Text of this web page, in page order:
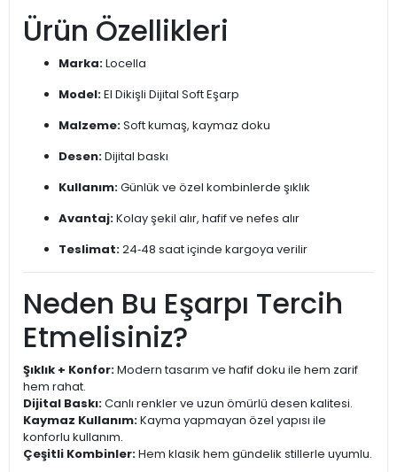
Ürün Özellikleri
Marka:Locella
Model:El Dikişli Dijital Soft Eşarp
Malzeme:Soft kumaş, kaymaz doku
Desen:Dijital baskı
Kullanım:Günlük ve özel kombinlerde şıklık
Avantaj:Kolay şekil alır, hafif ve nefes alır
Teslimat:24‑48 saat içinde kargoya verilir
Neden Bu Eşarpı Tercih
Etmelisiniz?
Şıklık + Konfor:Modern tasarım ve hafif doku ile hem zarif
hem rahat.
Dijital Baskı:Canlı renkler ve uzun ömürlü desen kalitesi.
Kaymaz Kullanım:Kayma yapmayan özel yapısı ile
konforlu kullanım.
Çeşitli Kombinler:Hem klasik hem gündelik stillerle uyumlu.